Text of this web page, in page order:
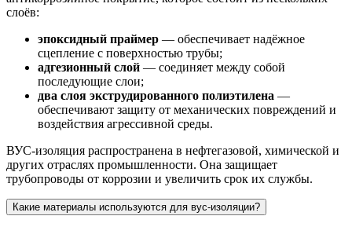
слоёв:
эпоксидный праймер — обеспечивает надёжное
сцепление с поверхностью трубы;
адгезионный слой — соединяет между собой
последующие слои;
два слоя экструдированного полиэтилена —
обеспечивают защиту от механических повреждений и
воздействия агрессивной среды.
ВУС-изоляция распространена в нефтегазовой, химической и
других отраслях промышленности. Она защищает
трубопроводы от коррозии и увеличить срок их службы.
Какие материалы используются для вус-изоляции?